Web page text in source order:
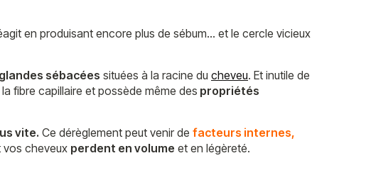
en produisant encore plus de sébum… et le cercle vicieux
glandes sébacées situées à la racine du cheveu. Et inutile de
la fibre capillaire et possède même des propriétés
vite. Ce dérèglement peut venir de facteurs internes,
vos cheveux perdent en volume et en légèreté.